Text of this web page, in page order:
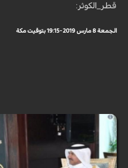
قطر_الكوثر:
الجمعة 8 مارس 2019 - 19:15 بتوقيت مكة